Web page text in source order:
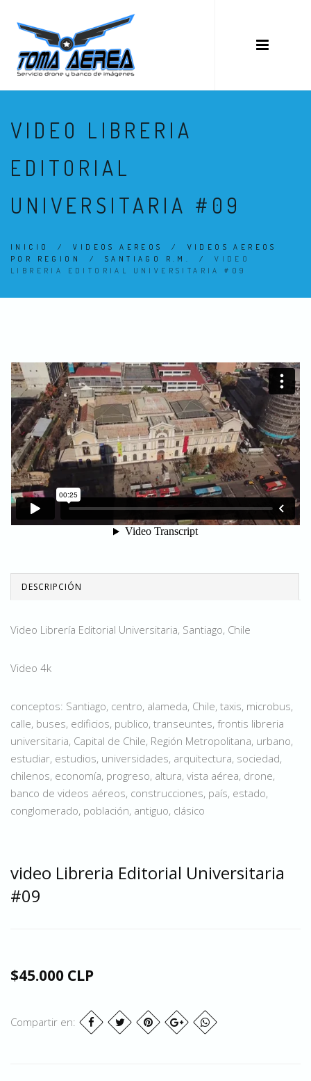
VIDEO LIBRERIA
EDITORIAL
UNIVERSITARIA #09
INICIO /VIDEOS AEREOS / VIDEOS AEREOS
POR REGION
/SANTIAGO R.M. /VIDEO
LIBRERIA EDITORIAL UNIVERSITARIA #09
DESCRIPCIÓN
Video Librería Editorial Universitaria, Santiago, Chile
Video 4k
conceptos: Santiago, centro, alameda, Chile, taxis, microbus,
calle, buses, edificios, publico, transeuntes, frontis libreria
universitaria, Capital de Chile, Región Metropolitana, urbano,
estudiar, estudios, universidades, arquitectura, sociedad,
chilenos, economía, progreso, altura, vista aérea, drone,
banco de videos aéreos, construcciones, país, estado,
conglomerado, población, antiguo, clásico
video Libreria Editorial Universitaria
#09
$45.000 CLP
Compartir en: